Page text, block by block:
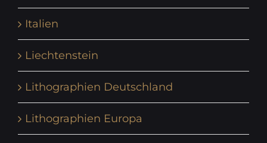
Italien
Liechtenstein
Lithographien Deutschland
Lithographien Europa